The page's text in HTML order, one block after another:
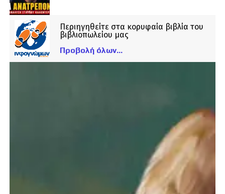
Περιηγηθείτε στα κορυφαία βιβλία του
βιβλιοπωλείου μας
Προβολή όλων